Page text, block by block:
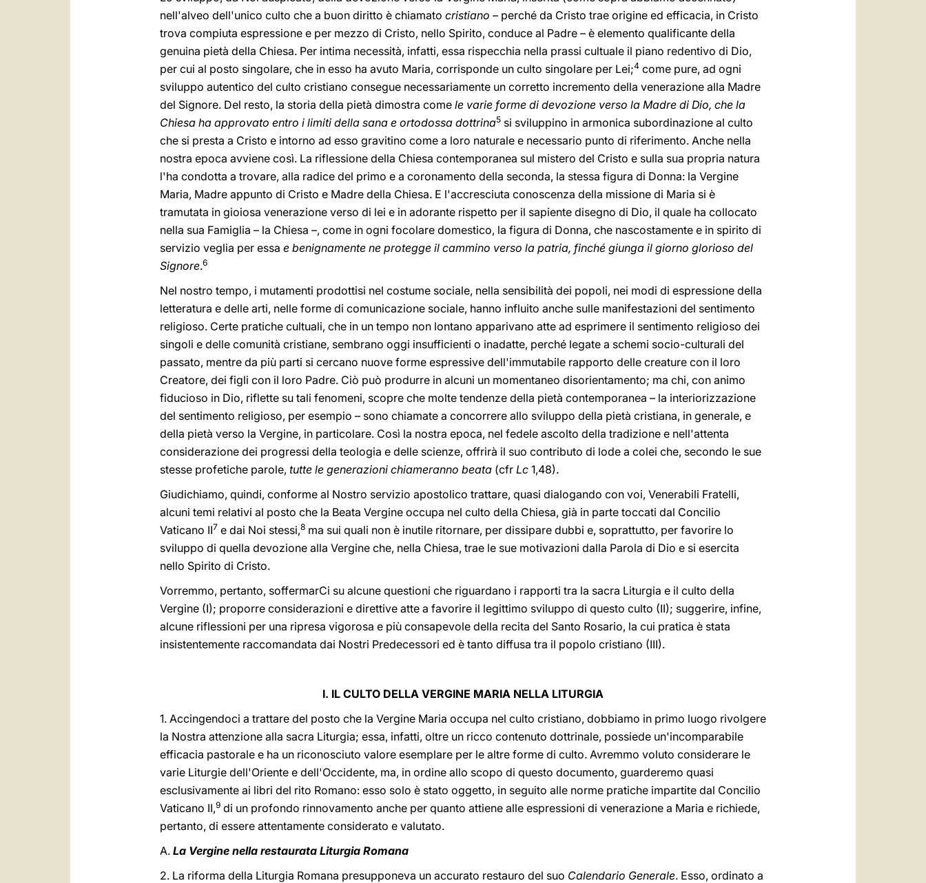
nell'alveo dell'unico culto che a buon diritto è chiamato cristiano – perché da Cristo trae origine ed efficacia, in Cristo
trova compiuta espressione e per mezzo di Cristo, nello Spirito, conduce al Padre – è elemento qualificante della
genuina pietà della Chiesa. Per intima necessità, infatti, essa rispecchia nella prassi cultuale il piano redentivo di Dio,
per cui al posto singolare, che in esso ha avuto Maria, corrisponde un culto singolare per Lei;4 come pure, ad ogni
sviluppo autentico del culto cristiano consegue necessariamente un corretto incremento della venerazione alla Madre
del Signore. Del resto, la storia della pietà dimostra come le varie forme di devozione verso la Madre di Dio, che la
Chiesa ha approvato entro i limiti della sana e ortodossa dottrina5 si sviluppino in armonica subordinazione al culto
che si presta a Cristo e intorno ad esso gravitino come a loro naturale e necessario punto di riferimento. Anche nella
nostra epoca avviene così. La riflessione della Chiesa contemporanea sul mistero del Cristo e sulla sua propria natura
l'ha condotta a trovare, alla radice del primo e a coronamento della seconda, la stessa figura di Donna: la Vergine
Maria, Madre appunto di Cristo e Madre della Chiesa. E l'accresciuta conoscenza della missione di Maria si è
tramutata in gioiosa venerazione verso di lei e in adorante rispetto per il sapiente disegno di Dio, il quale ha collocato
nella sua Famiglia – la Chiesa –, come in ogni focolare domestico, la figura di Donna, che nascostamente e in spirito di
servizio veglia per essa e benignamente ne protegge il cammino verso la patria, finché giunga il giorno glorioso del
Signore.6
Nel nostro tempo, i mutamenti prodottisi nel costume sociale, nella sensibilità dei popoli, nei modi di espressione della
letteratura e delle arti, nelle forme di comunicazione sociale, hanno influito anche sulle manifestazioni del sentimento
religioso. Certe pratiche cultuali, che in un tempo non lontano apparivano atte ad esprimere il sentimento religioso dei
singoli e delle comunità cristiane, sembrano oggi insufficienti o inadatte, perché legate a schemi socio-culturali del
passato, mentre da più parti si cercano nuove forme espressive dell'immutabile rapporto delle creature con il loro
Creatore, dei figli con il loro Padre. Ciò può produrre in alcuni un momentaneo disorientamento; ma chi, con animo
fiducioso in Dio, riflette su tali fenomeni, scopre che molte tendenze della pietà contemporanea – la interiorizzazione
del sentimento religioso, per esempio – sono chiamate a concorrere allo sviluppo della pietà cristiana, in generale, e
della pietà verso la Vergine, in particolare. Così la nostra epoca, nel fedele ascolto della tradizione e nell'attenta
considerazione dei progressi della teologia e delle scienze, offrirà il suo contributo di lode a colei che, secondo le sue
stesse profetiche parole, tutte le generazioni chiameranno beata (cfr Lc 1,48).
Giudichiamo, quindi, conforme al Nostro servizio apostolico trattare, quasi dialogando con voi, Venerabili Fratelli,
alcuni temi relativi al posto che la Beata Vergine occupa nel culto della Chiesa, già in parte toccati dal Concilio
Vaticano II7 e dai Noi stessi,8 ma sui quali non è inutile ritornare, per dissipare dubbi e, soprattutto, per favorire lo
sviluppo di quella devozione alla Vergine che, nella Chiesa, trae le sue motivazioni dalla Parola di Dio e si esercita
nello Spirito di Cristo.
Vorremmo, pertanto, soffermarCi su alcune questioni che riguardano i rapporti tra la sacra Liturgia e il culto della
Vergine (I); proporre considerazioni e direttive atte a favorire il legittimo sviluppo di questo culto (II); suggerire, infine,
alcune riflessioni per una ripresa vigorosa e più consapevole della recita del Santo Rosario, la cui pratica è stata
insistentemente raccomandata dai Nostri Predecessori ed è tanto diffusa tra il popolo cristiano (III).
I. IL CULTO DELLA VERGINE MARIA NELLA LITURGIA
1. Accingendoci a trattare del posto che la Vergine Maria occupa nel culto cristiano, dobbiamo in primo luogo rivolgere
la Nostra attenzione alla sacra Liturgia; essa, infatti, oltre un ricco contenuto dottrinale, possiede un'incomparabile
efficacia pastorale e ha un riconosciuto valore esemplare per le altre forme di culto. Avremmo voluto considerare le
varie Liturgie dell'Oriente e dell'Occidente, ma, in ordine allo scopo di questo documento, guarderemo quasi
esclusivamente ai libri del rito Romano: esso solo è stato oggetto, in seguito alle norme pratiche impartite dal Concilio
Vaticano II,9 di un profondo rinnovamento anche per quanto attiene alle espressioni di venerazione a Maria e richiede,
pertanto, di essere attentamente considerato e valutato.
A. La Vergine nella restaurata Liturgia Romana
2. La riforma della Liturgia Romana presupponeva un accurato restauro del suo Calendario Generale. Esso, ordinato a